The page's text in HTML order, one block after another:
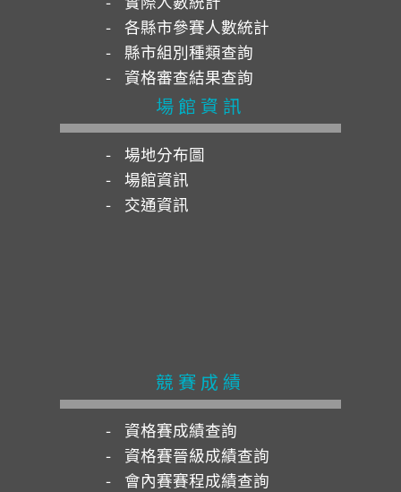
各縣市參賽人數統計
縣市組別種類查詢
資格審查結果查詢
場館資訊
場地分布圖
場館資訊
交通資訊
競賽成績
資格賽成績查詢
資格賽晉級成績查詢
會內賽賽程成績查詢